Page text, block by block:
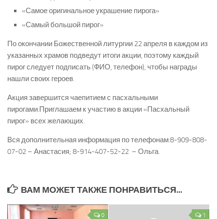
«Самое оригинальное украшение пирога»
«Самый большой пирог»
По окончании Божественной литургии 22 апреля в каждом из
указанных храмов подведут итоги акции, поэтому каждый
пирогследует подписать (ФИО, телефон), чтобы награды
нашли своих героев.
Акция завершится чаепитиемс пасхальными
пирогами.Приглашаем к участию вакции«Пасхальный
пирог» всех желающих.
Вся дополнительная информация по телефонам:8-909-808-
07-02 – Анастасия; 8-914-407-52-22 – Ольга.
ВАМ МОЖЕТ ТАКЖЕ ПОНРАВИТЬСЯ...
0 1